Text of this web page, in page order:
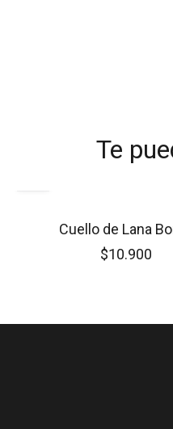
Te
Cuello de Lana
$10.900